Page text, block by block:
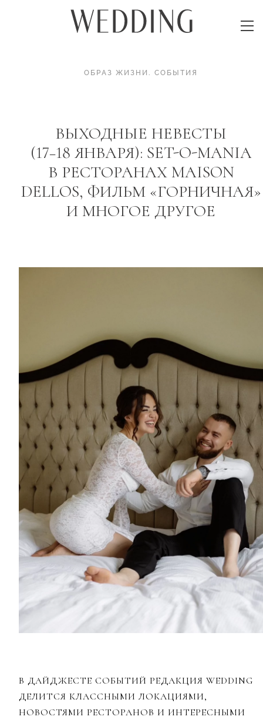
ОБРАЗ ЖИЗНИ . СОБЫТИЯ
ВЫХОДНЫЕ НЕВЕСТЫ
(17−18 ЯНВАРЯ): SET-O-MANIA
В РЕСТОРАНАХ MAISON
DELLOS, ФИЛЬМ «ГОРНИЧНАЯ»
И МНОГОЕ ДРУГОЕ
В ДАЙДЖЕСТЕ СОБЫТИЙ РЕДАКЦИЯ WEDDING
ДЕЛИТСЯ КЛАССНЫМИ ЛОКАЦИЯМИ,
НОВОСТЯМИ РЕСТОРАНОВ И ИНТЕРЕСНЫМИ